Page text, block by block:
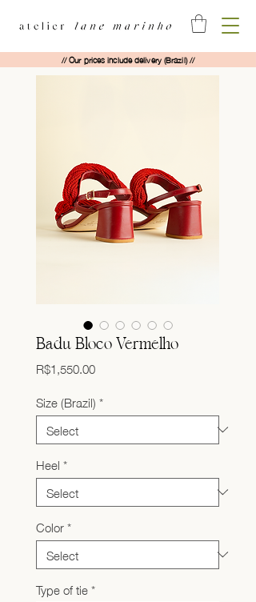
// Our prices include delivery (Brazil) //
Badu Bloco Vermelho
R$1,550.00Price
Size (Brazil)*
Heel*
Color*
Type of tie*